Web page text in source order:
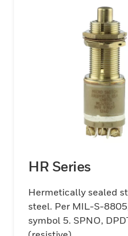
HR Series
Hermetically sealed
steel. Per MIL-S-
symbol 5. SPNO,